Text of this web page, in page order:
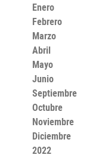
Enero
Febrero
Marzo
Abril
Mayo
Junio
Septiembre
Octubre
Noviembre
Diciembre
2022